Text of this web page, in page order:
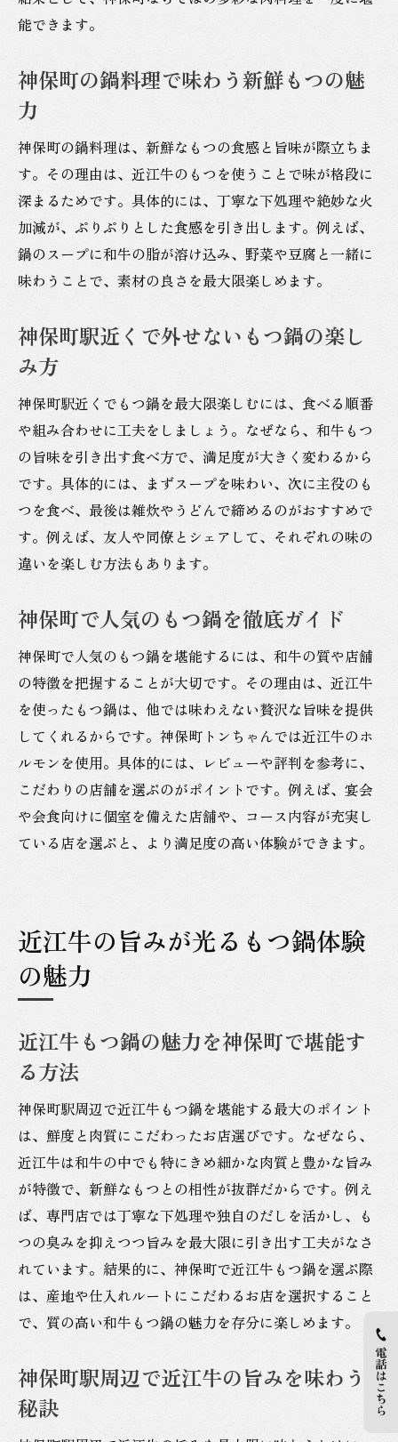
能できます。
神保町の鍋料理で味わう新鮮もつの魅
力
神保町の鍋料理は、新鮮なもつの食感と旨味が際立ちま
す。その理由は、近江牛のもつを使うことで味が格段に
深まるためです。具体的には、丁寧な下処理や絶妙な火
加減が、ぷりぷりとした食感を引き出します。例えば、
鍋のスープに和牛の脂が溶け込み、野菜や豆腐と一緒に
味わうことで、素材の良さを最大限楽しめます。
神保町駅近くで外せないもつ鍋の楽し
み方
神保町駅近くでもつ鍋を最大限楽しむには、食べる順番
や組み合わせに工夫をしましょう。なぜなら、和牛もつ
の旨味を引き出す食べ方で、満足度が大きく変わるから
です。具体的には、まずスープを味わい、次に主役のも
つを食べ、最後は雑炊やうどんで締めるのがおすすめで
す。例えば、友人や同僚とシェアして、それぞれの味の
違いを楽しむ方法もあります。
神保町で人気のもつ鍋を徹底ガイド
神保町で人気のもつ鍋を堪能するには、和牛の質や店舗
の特徴を把握することが大切です。その理由は、近江牛
を使ったもつ鍋は、他では味わえない贅沢な旨味を提供
してくれるからです。神保町トンちゃんでは近江牛のホ
ルモンを使用。具体的には、レビューや評判を参考に、
こだわりの店舗を選ぶのがポイントです。例えば、宴会
や会食向けに個室を備えた店舗や、コース内容が充実し
ている店を選ぶと、より満足度の高い体験ができます。
近江牛の旨みが光るもつ鍋体験
の魅力
近江牛もつ鍋の魅力を神保町で堪能す
る方法
神保町駅周辺で近江牛もつ鍋を堪能する最大のポイント
は、鮮度と肉質にこだわったお店選びです。なぜなら、
近江牛は和牛の中でも特にきめ細かな肉質と豊かな旨み
が特徴で、新鮮なもつとの相性が抜群だからです。例え
ば、専門店では丁寧な下処理や独自のだしを活かし、も
つの臭みを抑えつつ旨みを最大限に引き出す工夫がなさ
れています。結果的に、神保町で近江牛もつ鍋を選ぶ際
は、産地や仕入れルートにこだわるお店を選択すること
で、質の高い和牛もつ鍋の魅力を存分に楽しめます。
神保町駅周辺で近江牛の旨みを味わう
秘訣